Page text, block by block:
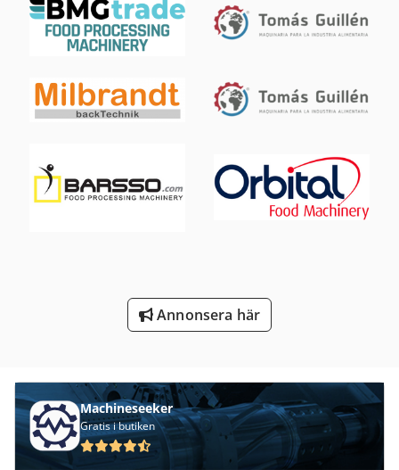
Ka 77
Ng 200
Tur 560
Vagn För Verktyg
Verktyg För MätningAnnonsera här
Machineseeker
Gratis i butiken